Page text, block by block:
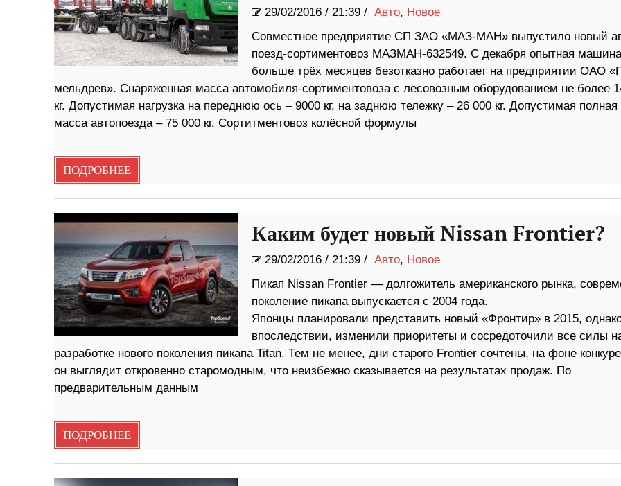
29/02/2016/ 21:39 / Авто, Новое
Сов­мест­ное пред­при­я­тие СП ЗАО «МАЗ-МАН» вы­пу­стило новый
по­езд-сор­ти­мен­то­воз МАЗ­МАН-632549. C де­кабря опыт­ная
больше трёх ме­ся­цев без­от­казно ра­бо­тает на пред­при­я­тии ОАО
мельд­рев». Сна­ря­жен­ная масса ав­то­мо­биля-сор­ти­мен­то­воза с ле­со­воз­ным обо­ру­до­ва­нием не более
кг. До­пу­сти­мая на­грузка на пе­ред­нюю ось – 9000 кг, на зад­нюю те­лежку – 26 000 кг. До­пу­сти­мая пол­ная
масса ав­то­по­езда – 75 000 кг. Сор­тит­мен­то­воз колёс­ной фор­мулы
ПОДРОБНЕЕ
Каким будет новый Nissan Frontier?
29/02/2016/ 21:39 / Авто, Новое
Пикап Nissan Frontier — долгожитель американского рынка,
поколение пикапа выпускается с 2004 года.
Японцы планировали представить новый «Фронтир» в 2015,
впоследствии, изменили приоритеты и сосредоточили все силы
разработке нового поколения пикапа Titan. Тем не менее, дни старого Frontier сочтены, на фоне
он выглядит откровенно старомодным, что неизбежно сказывается на результатах продаж. По
предварительным данным
ПОДРОБНЕЕ